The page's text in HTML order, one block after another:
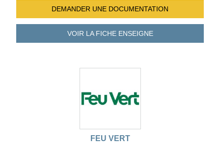
DEMANDER UNE DOCUMENTATION
VOIR LA FICHEENSEIGNE
FEU VERT